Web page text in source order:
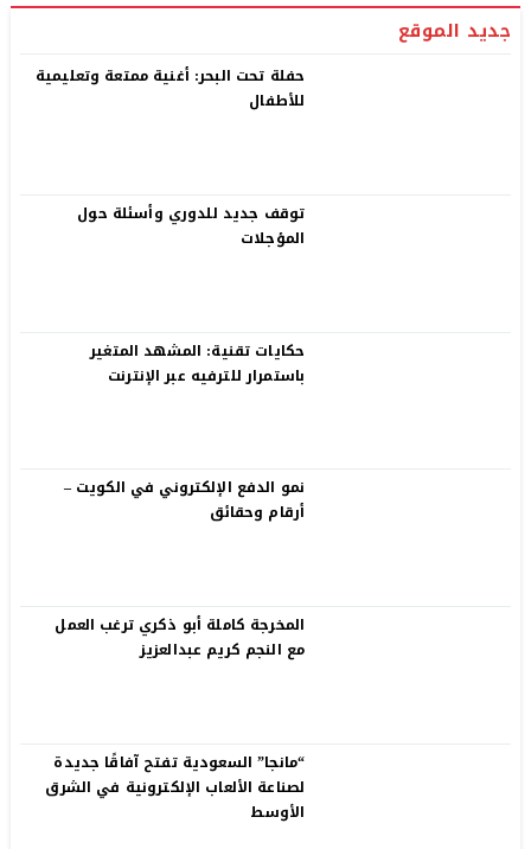
جديد الموقع
حفلة تحت البحر: أغنية ممتعة وتعليمية
للأطفال
توقف جديد للدوري وأسئلة حول
المؤجلات
حكايات تقنية: المشهد المتغير
باستمرار للترفيه عبر الإنترنت
نمو الدفع الإلكتروني في الكويت –
أرقام وحقائق
المخرجة كاملة أبو ذكري ترغب العمل
مع النجم كريم عبدالعزيز
“مانجا” السعودية تفتح آفاقًا جديدة
لصناعة الألعاب الإلكترونية في الشرق
الأوسط